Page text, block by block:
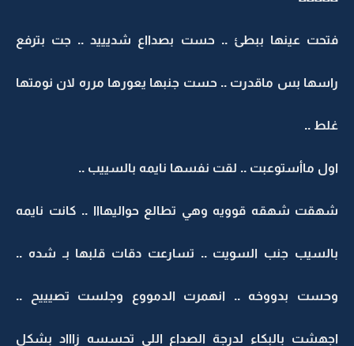
فتحت عينها ببطئ .. حست بصدااع شديييد .. جت بترفع
راسها بس ماقدرت .. حست جنبها يعورها مرره لان نومتها
غلط ..
اول ماأستوعبت .. لقت نفسها نايمه بالسييب ..
شهقت شهقه قوويه وهي تطالع حواليهااا .. كانت نايمه
بالسيب جنب السويت .. تسارعت دقات قلبها بـ شده ..
وحست بدووخه .. انهمرت الدمووع وجلست تصيييح ..
اجهشت بالبكاء لدرجة الصداع اللي تحسسه زاااد بشكل